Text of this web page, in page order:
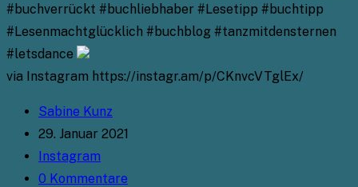
#buchverrückt #buchliebhaber #Lesetipp #buchtipp
#Lesenmachtglücklich #buchblog #tanzmitdensternen
#letsdance
via Instagram https://instagr.am/p/CKnvcVTglEx/
Beitrags-
Autor:
Sabine Kunz
Beitrag
veröffentlicht:
29. Januar 2021
Beitrags-
Kategorie:
Instagram
Beitrags-
0 Kommentare